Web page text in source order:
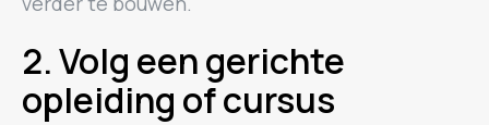
2. Volg een gerichte
opleiding of cursus